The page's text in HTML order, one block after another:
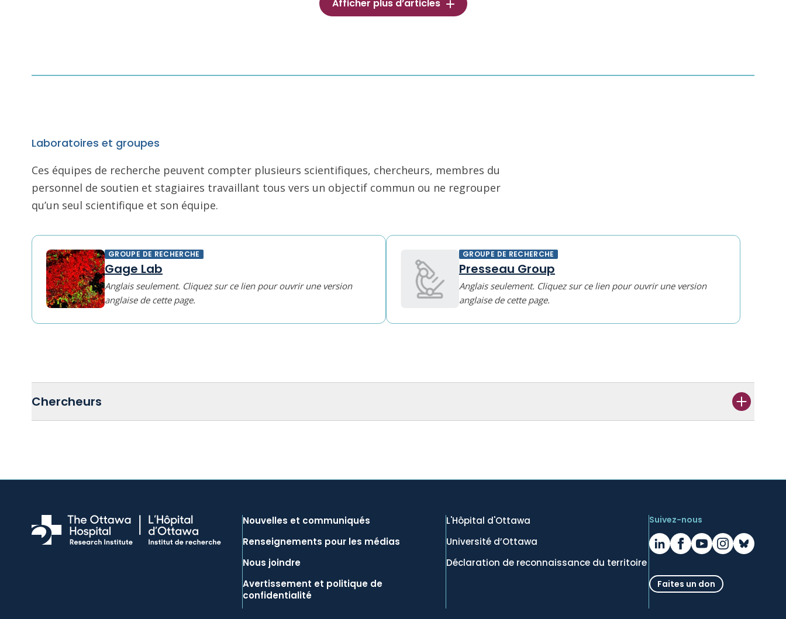
Afficher plus d’articles
Laboratoires et groupes
Ces équipes de recherche peuvent compter plusieurs scientifiques, chercheurs, membres du
personnel de soutien et stagiaires travaillant tous vers un objectif commun ou ne regrouper
qu’un seul scientifique et son équipe.
GROUPE DE RECHERCHE
Gage Lab
Anglais seulement. Cliquez sur ce lien pour ouvrir une version
anglaise de cette page.
GROUPE DE RECHERCHE
Presseau Group
Anglais seulement. Cliquez sur ce lien pour ouvrir une version
anglaise de cette page.
Chercheurs
Nouvelles et communiqués
Renseignements pour les médias
Nous joindre
Avertissement et politique de
confidentialité
L'Hôpital d'Ottawa
Université d’Ottawa
Déclaration de reconnaissance du territoire
Suivez-nous
Faites un don